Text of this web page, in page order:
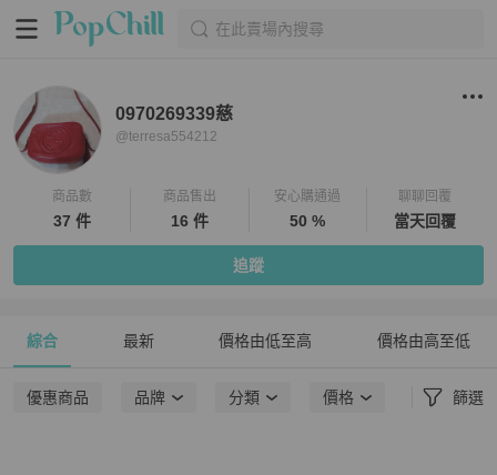
在此賣場內搜尋
0970269339慈
@terresa554212
商品數
37 件
商品售出
16 件
安心購通過
50 %
聊聊回覆
當天回覆
追蹤
綜合 最新 價格由低至高 價格由高至低
優惠商品 品牌 分類 價格 篩選